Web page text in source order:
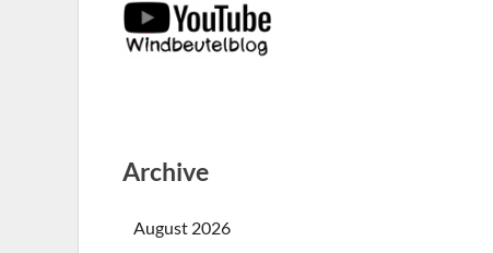
Archive
August 2026